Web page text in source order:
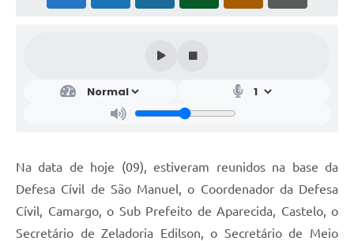
Na data de hoje (09), estiveram reunidos na base da
Defesa Cívil de São Manuel, o Coordenador da Defesa
Cívil, Camargo, o Sub Prefeito de Aparecida, Castelo, o
Secretário de Zeladoria Edilson, o Secretário de Meio